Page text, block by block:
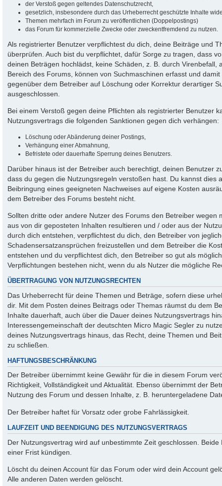
der Verstoß gegen geltendes Datenschutzrecht,
gesetzlich, insbesondere durch das Urheberrecht geschützte Inhalte
Themen mehrfach im Forum zu veröffentlichen (Doppelpostings)
das Forum für kommerzielle Zwecke oder zweckentfremdend zu nutzen.
Als registrierter Benutzer verpflichtest du dich, deine Beiträge und
überprüfen. Auch bist du verpflichtet, dafür Sorge zu tragen, dass
deinen Beträgen hochlädst, keine Schäden, z. B. durch
Bereich des Forums, können von Suchmaschinen erfasst und
gegenüber dem Betreiber auf Löschung oder Korrektur derartiger
ausgeschlossen.
Bei einem Verstoß gegen deine Pflichten als registrierter Benutzer
Nutzungsvertrags die folgenden Sanktionen gegen dich verhängen:
Löschung oder Abänderung deiner Postings,
Verhängung einer Abmahnung,
Befristete oder dauerhafte Sperrung deines Benutzers.
Darüber hinaus ist der Betreiber auch berechtigt, deinen Benutzer
dass du gegen die Nutzungsregeln verstoßen hast. Du kannst dies
Beibringung eines geeigneten Nachweises auf eigene Kosten
dem Betreiber des Forums besteht nicht.
Sollten dritte oder andere Nutzer des Forums den Betreiber
aus von dir geposteten Inhalten resultieren und / oder aus der
durch dich entstehen, verpflichtest du dich, den Betreiber von
Schadensersatzansprüchen freizustellen und dem Betreiber die
entstehen und du verpflichtest dich, den Betreiber so gut als
Verpflichtungen bestehen nicht, wenn du als Nutzer die mögliche
ÜBERTRAGUNG VON NUTZUNGSRECHTEN
Das Urheberrecht für deine Themen und Beträge, sofern diese
dir. Mit dem Posten deines Beitrags oder Themas räumst du dem
Inhalte dauerhaft, auch über die Dauer deines Nutzungsvertrags
Interessengemeinschaft der deutschten Micro Magic Segler zu
deines Nutzungsvertrags hinaus, das Recht, deine Themen und
zu schließen.
HAFTUNGSBESCHRÄNKUNG
Der Betreiber übernimmt keine Gewähr für die in diesem Forum
Richtigkeit, Vollständigkeit und Aktualität. Ebenso übernimmt der
Nutzung des Forum und dessen Inhalte, z. B. heruntergeladene
Der Betreiber haftet für Vorsatz oder grobe Fahrlässigkeit.
LAUFZEIT UND BEENDIGUNG DES NUTZUNGSVERTRAGS
Der Nutzungsvertrag wird auf unbestimmte Zeit geschlossen.
einer Frist kündigen.
Löscht du deinen Account für das Forum oder wird dein Account
Alle anderen Daten werden gelöscht.